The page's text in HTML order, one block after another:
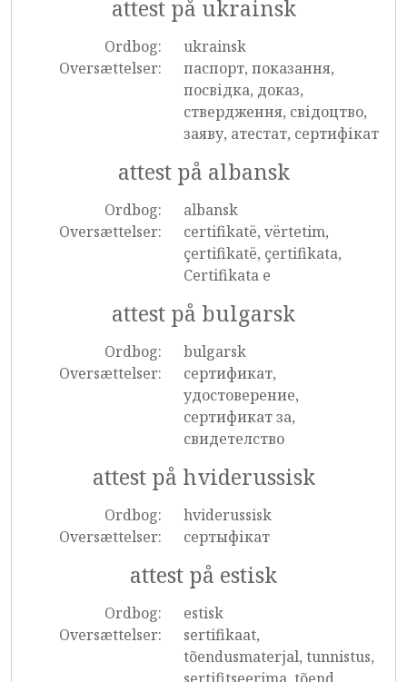
attest på ukrainsk
Ordbog:
ukrainsk
Oversættelser:
паспорт, показання,
посвідка, доказ,
ствердження, свідоцтво,
заяву, атестат, сертифікат
attest på albansk
Ordbog:
albansk
Oversættelser:
certifikatë, vërtetim,
çertifikatë, çertifikata,
Certifikata e
attest på bulgarsk
Ordbog:
bulgarsk
Oversættelser:
сертификат,
удостоверение,
сертификат за,
свидетелство
attest på hviderussisk
Ordbog:
hviderussisk
Oversættelser:
сертыфікат
attest på estisk
Ordbog:
estisk
Oversættelser:
sertifikaat,
tõendusmaterjal, tunnistus,